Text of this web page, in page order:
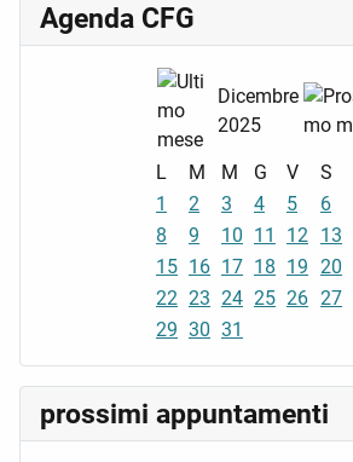
Agenda CFG
Dicembre
2025
L M M G V S
1
2 3 4 5 6
8
9 10 11 12 13
15 16 17 18 19 20
22 23 24 25 26 27
29 30 31
prossimi appuntamenti